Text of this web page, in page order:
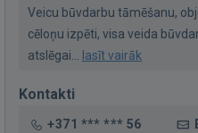
Veicu būvdarbu tāmēšanu,
cēloņu izpēti, visa veida
atslēgai... lasīt vairāk
Kontakti
+371 *** *** 56